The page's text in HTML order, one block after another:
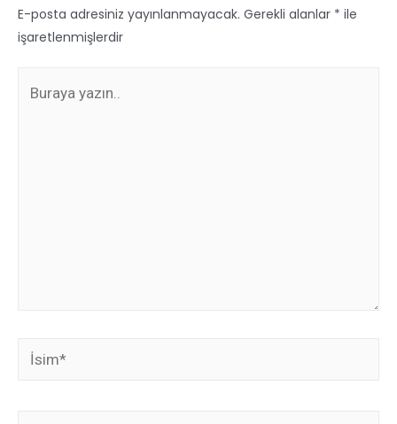
E-posta adresiniz yayınlanmayacak. Gerekli alanlar * ile
işaretlenmişlerdir